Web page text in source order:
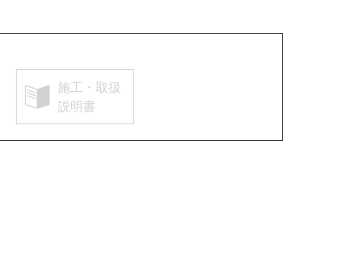
施工・取扱
説明書